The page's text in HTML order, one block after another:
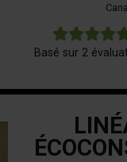
Basé sur 2